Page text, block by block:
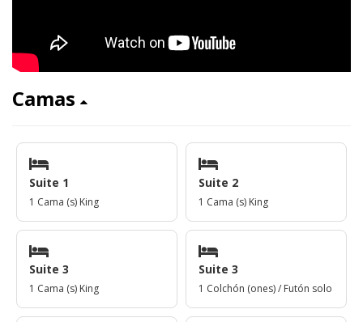
Camas
Suite 1
1 Cama (s) King
Suite 2
1 Cama (s) King
Suite 3
1 Cama (s) King
Suite 3
1 Colchón (ones) / Futón solo